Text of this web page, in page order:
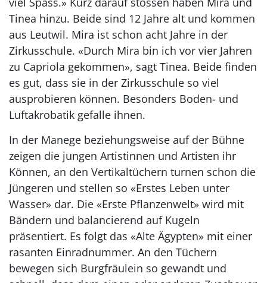
Tinea hinzu. Beide sind 12 Jahre alt und kommen
aus Leutwil. Mira ist schon acht Jahre in der
Zirkusschule. «Durch Mira bin ich vor vier Jahren
zu Capriola gekommen», sagt Tinea. Beide finden
es gut, dass sie in der Zirkusschule so viel
ausprobieren können. Besonders Boden- und
Luftakrobatik gefalle ihnen.
In der Manege beziehungsweise auf der Bühne
zeigen die jungen Artistinnen und Artisten ihr
Können, an den Vertikaltüchern turnen schon die
Jüngeren und stellen so «Erstes Leben unter
Wasser» dar. Die «Erste Pflanzenwelt» wird mit
Bändern und balancierend auf Kugeln
präsentiert. Es folgt das «Alte Ägypten» mit einer
rasanten Einradnummer. An den Tüchern
bewegen sich Burgfräulein so gewandt und